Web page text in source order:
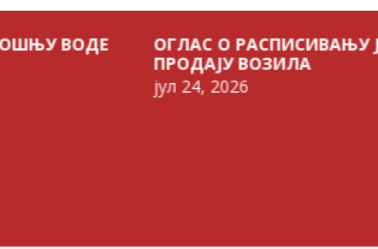
ОГЛАС О РАСПИСИВАЊУ ЈАВНЕ
ПРОДАЈУ ВОЗИЛА
јул 24, 2026